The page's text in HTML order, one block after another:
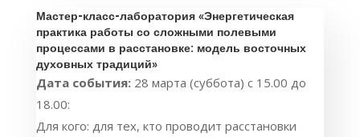
Мастер-класс-лаборатория «Энергетическая
практика работы со сложными полевыми
процессами в расстановке: модель восточных
духовных традиций»
Дата события: 28 марта (суббота) с 15.00 до
18.00:
Для кого: для тех, кто проводит расстановки